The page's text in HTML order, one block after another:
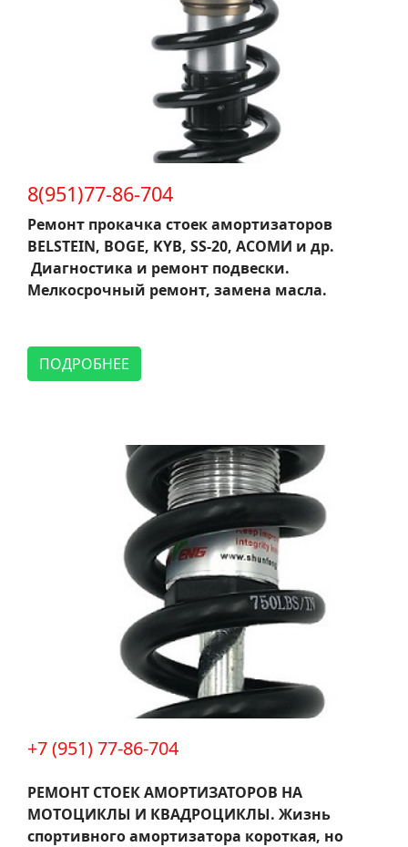
8(951)77-86-704
Ремонт прокачка стоек амортизаторов
BELSTEIN, BOGE, KYB, SS-20, АСОМИ и др.
Диагностика и ремонт подвески.
Мелкосрочный ремонт, замена масла.
ПОДРОБНЕЕ
+7 (951) 77-86-704
РЕМОНТ СТОЕК АМОРТИЗАТОРОВ НА
МОТОЦИКЛЫ И КВАДРОЦИКЛЫ. Жизнь
спортивного амортизатора короткая, но